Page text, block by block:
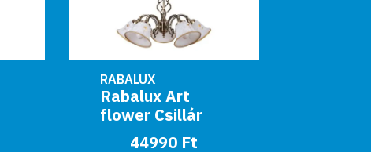
RABALUX
Rabalux Art
flower Csillár
44990 Ft